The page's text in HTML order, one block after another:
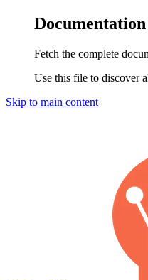
Fetch the complete
Use this file to discover
Skip to main content